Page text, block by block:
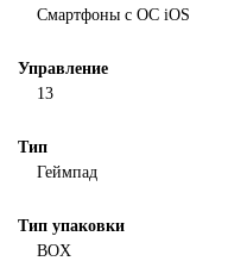
Смартфоны с ОС iOS
Управление
13
Тип
Геймпад
Тип упаковки
BOX